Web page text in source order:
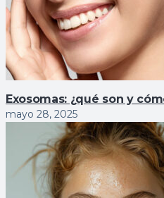
Exosomas: ¿qué son y
mayo 28, 2025